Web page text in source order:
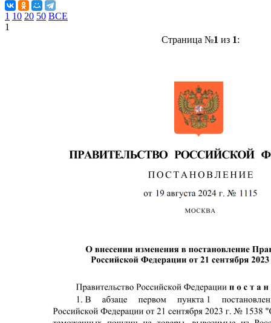
1 10 20 50 ВСЕ
1
Страница №1 из 1: